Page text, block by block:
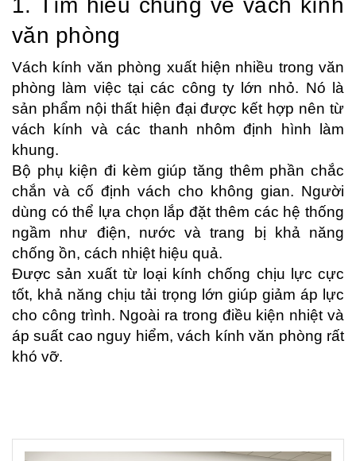
1. Tìm hiểu chung về vách kính
văn phòng
Vách kính văn phòng xuất hiện nhiều trong văn
phòng làm việc tại các công ty lớn nhỏ. Nó là
sản phẩm nội thất hiện đại được kết hợp nên từ
vách kính và các thanh nhôm định hình làm
khung.
Bộ phụ kiện đi kèm giúp tăng thêm phần chắc
chắn và cố định vách cho không gian. Người
dùng có thể lựa chọn lắp đặt thêm các hệ thống
ngầm như điện, nước và trang bị khả năng
chống ồn, cách nhiệt hiệu quả.
Được sản xuất từ loại kính chống chịu lực cực
tốt, khả năng chịu tải trọng lớn giúp giảm áp lực
cho công trình. Ngoài ra trong điều kiện nhiệt và
áp suất cao nguy hiểm, vách kính văn phòng rất
khó vỡ.